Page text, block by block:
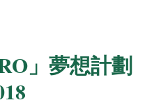
」夢想計劃